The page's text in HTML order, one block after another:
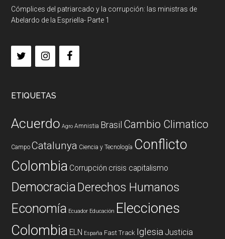
Cómplices del patriarcado y la corrupción: las ministras de
Abelardo de la Espriella- Parte 1
ETIQUETAS
Acuerdo Agro Amnistia Brasil Cambio Climatico
Campo Catalunya Ciencia y Tecnología Conflicto
Colombia Corrupción crisis capitalismo
DemocraciaDerechos Humanos
Economía Ecuador Educación Elecciones
Colombia ELN España Fast Track Iglesia Justicia